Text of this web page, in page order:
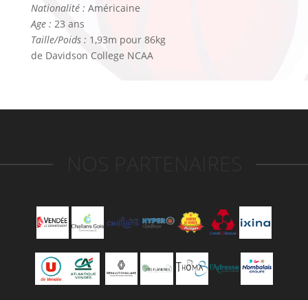
Nationalité : Américaine
Age : 23 ans
Taille/Poids : 1,93m pour 86kg
de Davidson College NCAA